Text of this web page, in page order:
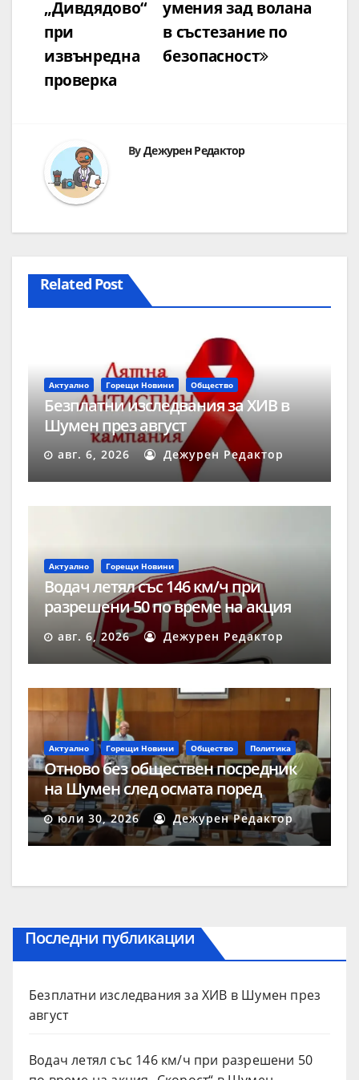
умения зад волана
в състезание по
безопасност
„Дивдядово“
при
извънредна
проверка
ByДежурен Редактор
Related Post
Актуално Горещи Новини Общество
Безплатни изследвания за ХИВ в
Шумен през август
авг. 6, 2026 Дежурен Редактор
Актуално Горещи Новини
Водач летял със 146 км/ч при
разрешени 50 по време на акция
„Скорост“ в Шумен
авг. 6, 2026 Дежурен Редактор
Актуално Горещи Новини Общество Политика
Отново без обществен посредник
на Шумен след осмата поред
процедура
юли 30, 2026 Дежурен Редактор
Последни публикации
Безплатни изследвания за ХИВ в Шумен през
август
Водач летял със 146 км/ч при разрешени 50